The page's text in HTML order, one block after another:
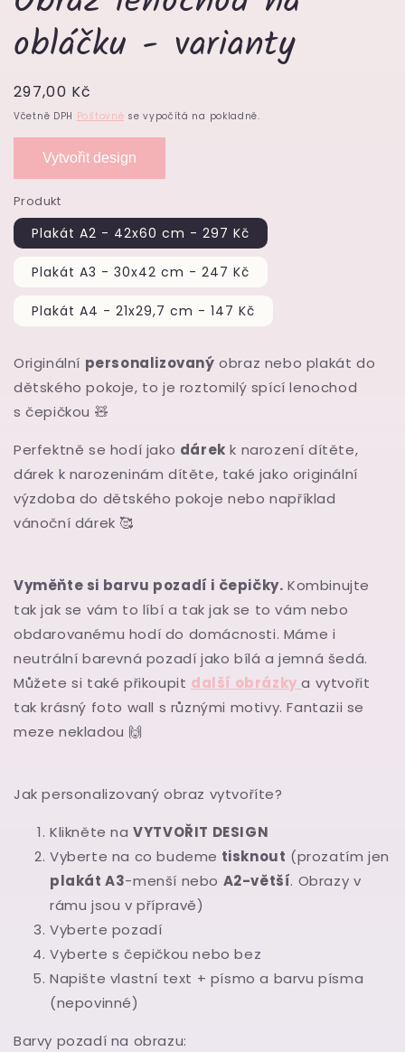
obláčku - varianty
Běžná
cena
297,00 Kč
Včetně DPH Poštovné se vypočítá na pokladně.
Vytvořit design
Produkt
Plakát A2 - 42x60 cm - 297 Kč
Plakát A3 - 30x42 cm - 247 Kč
Plakát A4 - 21x29,7 cm - 147 Kč
Originální personalizovaný obraz nebo plakát do
dětského pokoje, to je roztomilý spící lenochod
s čepičkou 🧸
Perfektně se hodí jako dárek k narození dítěte,
dárek k narozeninám dítěte, také jako originální
výzdoba do dětského pokoje nebo například
vánoční dárek 🥰
Vyměňte si barvu pozadí i čepičky. Kombinujte
tak jak se vám to líbí a tak jak se to vám nebo
obdarovanému hodí do domácnosti. Máme i
neutrální barevná pozadí jako bílá a jemná šedá.
Můžete si také přikoupit další obrázky a vytvořit
tak krásný foto wall s různými motivy. Fantazii se
meze nekladou 🙌
Jak personalizovaný obraz vytvoříte?
Klikněte naVYTVOŘIT DESIGN
Vyberte na co budeme tisknout (prozatím jen
plakát A3-menší nebo A2-větší. Obrazy v
rámu jsou v přípravě)
Vyberte pozadí
Vyberte s čepičkou nebo bez
Napište vlastní text + písmo a barvu písma
(nepovinné)
Barvy pozadí na obrazu: